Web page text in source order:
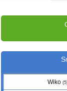
Wiko